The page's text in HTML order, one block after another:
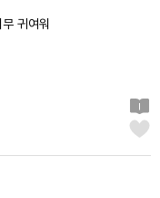
귀여워